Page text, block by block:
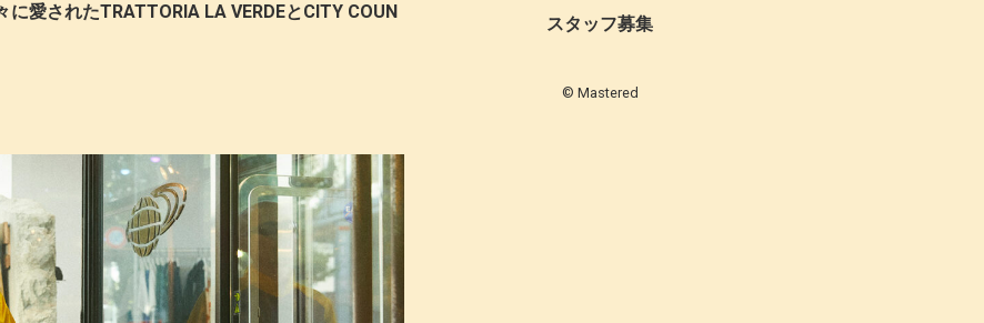
愛されたTRATTORIA LA VERDEとCITY COUN
スタッフ募集
© Mastered